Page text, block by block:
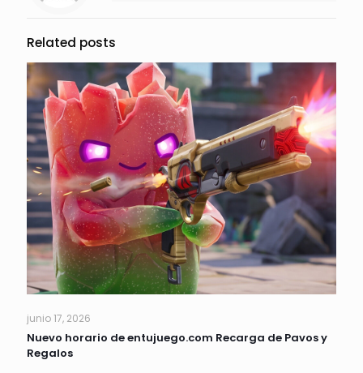
Related posts
junio 17, 2026
Nuevo horario de entujuego.com Recarga de Pavos y
Regalos